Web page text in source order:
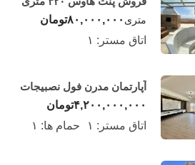
لوکس در طبقه چهاردهم
فریدونکنار
متری ۸۰,۰۰۰,۰۰۰تومان
اتاق مستر: ۱
آپارتمان مدرن فول نصبیجات
ساحلی/فریدونکنار
۴,۲۰۰,۰۰۰,۰۰۰تومان
اتاق مستر: ۱ حمام ها: ۱